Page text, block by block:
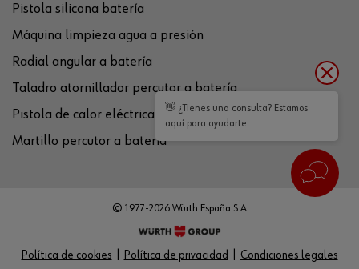
Pistola silicona batería
Máquina limpieza agua a presión
Radial angular a batería
Taladro atornillador percutor a batería
Pistola de calor eléctrica
Martillo percutor a batería
Política de cookies Política de privacidad Condiciones legales
© 1977-2026 Würth España S.A
👋 ¿Tienes una consulta? Estamos
aquí para ayudarte.